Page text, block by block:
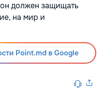
должен защищать
на мир и
Point.md в Google